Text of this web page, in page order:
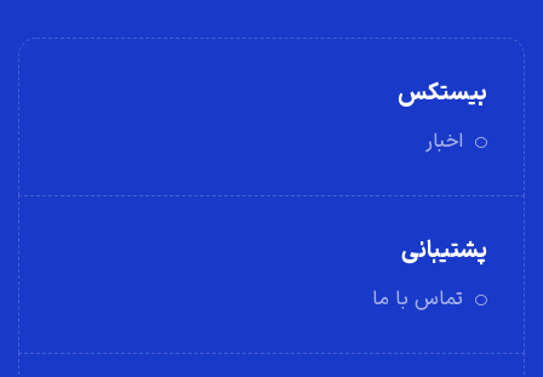
بیستکس
اخبار
پشتیبانی
تماس با ما